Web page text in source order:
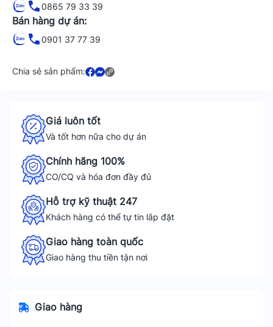
0865 79 33 39
Bán hàng dự án:
0901 37 77 39
Chia sẻ sản phẩm:
Giá luôn tốt
Và tốt hơn nữa cho dự án
Chính hãng 100%
CO/CQ và hóa đơn đầy đủ
Hỗ trợ kỹ thuật 247
Khách hàng có thể tự tin lắp đặt
Giao hàng toàn quốc
Giao hàng thu tiền tận nơi
Giao hàng